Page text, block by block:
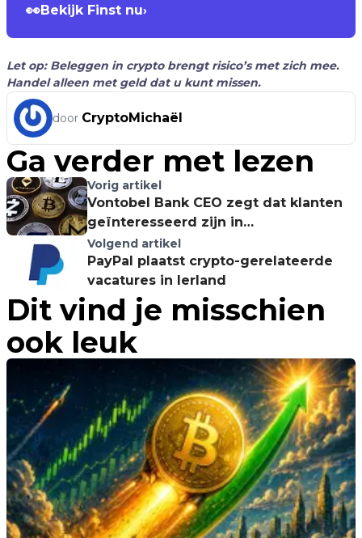
👀Bekijk Finst nu›
Let op: Beleggen in crypto brengt risico’s met zich mee.
Handel alleen met geld dat u kunt missen.
door CryptoMichaël
Ga verder met lezen
Vorig artikel
Vontobel Bank CEO zegt dat klanten
geïnteresseerd zijn in
cryptocurrencies
Volgend artikel
PayPal plaatst crypto-gerelateerde
vacatures in Ierland
Dit vind je misschien
ook leuk